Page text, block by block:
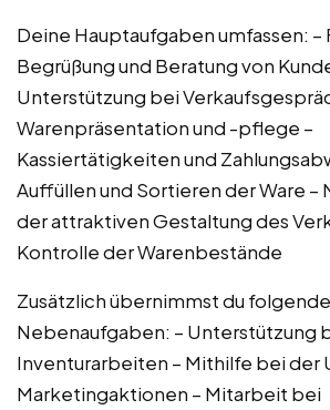
Deine Hauptaufgaben umfassen: –
Begrüßung und Beratung von
Unterstützung bei
Warenpräsentation und -pflege –
Kassiertätigkeiten und
Auffüllen und Sortieren der Ware –
der attraktiven Gestaltung des
Kontrolle der Warenbestände
Zusätzlich übernimmst du folgende
Nebenaufgaben: – Unterstützung
Inventurarbeiten – Mithilfe bei der
Marketingaktionen – Mitarbeit bei